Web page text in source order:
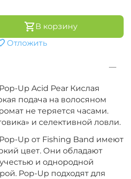
В корзину
Отложить
Up Acid Рear Кислая
подача на волосяном
не теряется часами.
и селективной ловли.
Up от Fishing Band имеют
цвет. Они обладают
и однородной
Pop-Up подходят для